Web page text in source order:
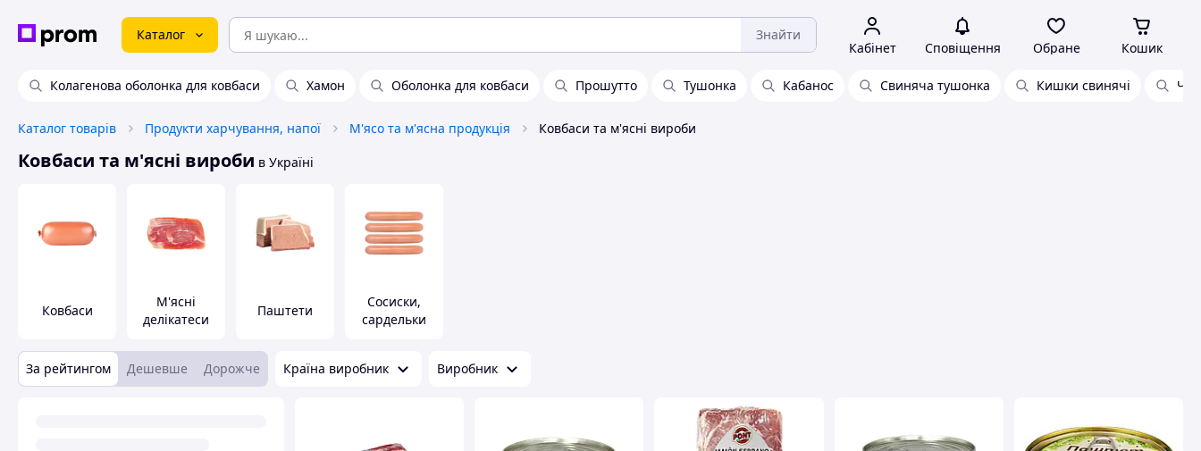
Каталог Знайти
Кабінет Сповіщення Обране Кошик
Колагенова оболонка для ковбаси Хамон Оболонка для ковбаси Прошутто Тушонка Кабанос Свиняча тушонка Кишки свинячі
Каталог товарів Продукти харчування, напої М'ясо та м'ясна продукція Ковбаси та м'ясні вироби
Ковбаси та м'ясні вироби в Україні
Ковбаси
М'ясні
делікатеси
Паштети
Сосиски,
сардельки
За рейтингом Дешевше Дорожче Країна виробник Виробник